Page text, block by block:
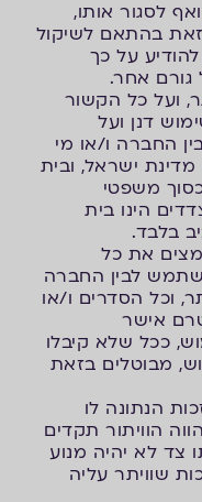
לסגור אותו,
בהתאם לשיקול
על כך
אחר.
ועל כל הקשור
דנן ועל
החברה ו/או מי
מדינת ישראל, ובית
משפטי
הינו בית
בלבד.
את כל
לבין החברה
וכל הסדרים ו/או
אישר
ככל שלא קיבלו
מבוטלים בזאת
הנתונה לו
הוויתור תקדים
צד לא יהיה מנוע
שוויתר עליה